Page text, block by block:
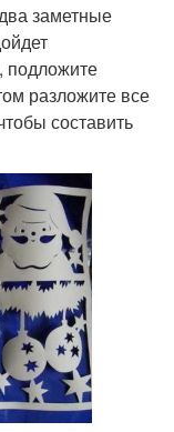
заметные
подложите
разложите все
составить